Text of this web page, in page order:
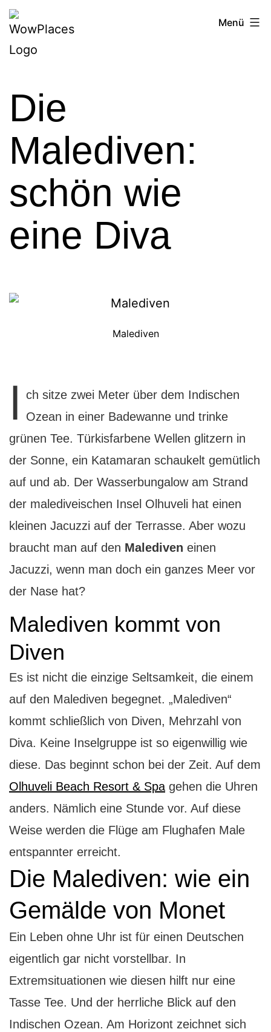
Zum
Inhalt
springen
Reiseblog
WowPlaces.de
Menü
Die
Malediven:
schön wie
eine Diva
Malediven
I
ch sitze zwei Meter über dem Indischen
Ozean in einer Badewanne und trinke
grünen Tee. Türkisfarbene Wellen glitzern in
der Sonne, ein Katamaran schaukelt gemütlich
auf und ab. Der Wasserbungalow am Strand
der malediveischen Insel Olhuveli hat einen
kleinen Jacuzzi auf der Terrasse. Aber wozu
braucht man auf den Malediven einen
Jacuzzi, wenn man doch ein ganzes Meer vor
der Nase hat?
Malediven kommt von
Diven
Es ist nicht die einzige Seltsamkeit, die einem
auf den Malediven begegnet. „Malediven“
kommt schließlich von Diven, Mehrzahl von
Diva. Keine Inselgruppe ist so eigenwillig wie
diese. Das beginnt schon bei der Zeit. Auf dem
Olhuveli Beach Resort & Spa gehen die Uhren
anders. Nämlich eine Stunde vor. Auf diese
Weise werden die Flüge am Flughafen Male
entspannter erreicht.
Die Malediven: wie ein
Gemälde von Monet
Ein Leben ohne Uhr ist für einen Deutschen
eigentlich gar nicht vorstellbar. In
Extremsituationen wie diesen hilft nur eine
Tasse Tee. Und der herrliche Blick auf den
Indischen Ozean. Am Horizont zeichnet sich